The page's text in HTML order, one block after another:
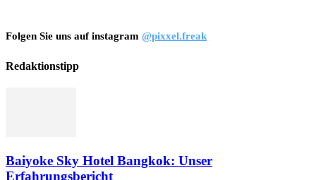
Folgen Sie uns auf instagram @pixxel.freak
Redaktionstipp
Baiyoke Sky Hotel Bangkok: Unser
Erfahrungsbericht